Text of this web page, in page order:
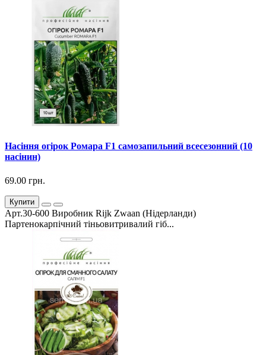
Насіння огірок Ромара F1 самозапильний всесезонний (10
насінин)
69.00 грн.
Купити
Арт.30-600 Виробник Rijk Zwaan (Нідерланди)
Партенокарпічний тіньовитривалий гіб...